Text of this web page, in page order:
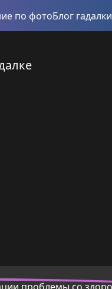
по фотоБлог гадалки